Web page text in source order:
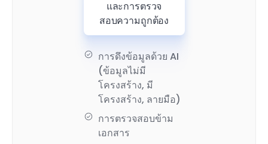
และการตรวจ
สอบความถูกต้อง
การดึงข้อมูลด้วย AI
(ข้อมูลไม่มี
โครงสร้าง, มี
โครงสร้าง, ลายมือ)
การตรวจสอบข้าม
เอกสาร